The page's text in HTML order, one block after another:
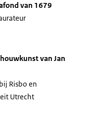
van 1679
van Jan
Risbo en
Utrecht